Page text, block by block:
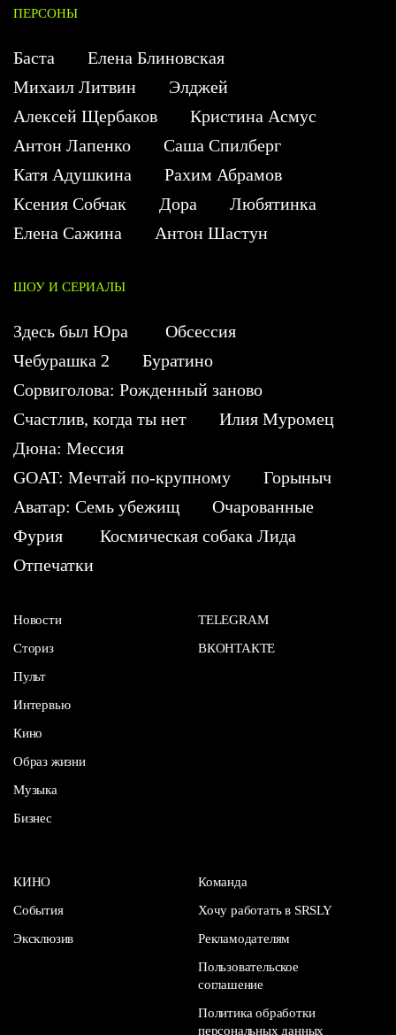
ПЕРСОНЫ
Баста
Елена Блиновская
Михаил Литвин
Элджей
Алексей Щербаков
Кристина Асмус
Антон Лапенко
Саша Спилберг
Катя Адушкина
Рахим Абрамов
Ксения Собчак
Дора
Любятинка
Елена Сажина
Антон Шастун
ШОУ И СЕРИАЛЫ
Здесь был Юра
Обсессия
Чебурашка 2
Буратино
Сорвиголова: Рожденный заново
Счастлив, когда ты нет
Илия Муромец
Дюна: Мессия
GOAT: Мечтай по-крупному
Горыныч
Аватар: Семь убежищ
Очарованные
Фурия
Космическая собака Лида
Отпечатки
Новости
Сториз
Пульт
Интервью
Кино
Образ жизни
Музыка
Бизнес
TELEGRAM
ВКОНТАКТЕ
КИНО
События
Эксклюзив
Команда
Хочу работать в SRSLY
Рекламодателям
Пользовательское
соглашение
Политика обработки
персональных данных